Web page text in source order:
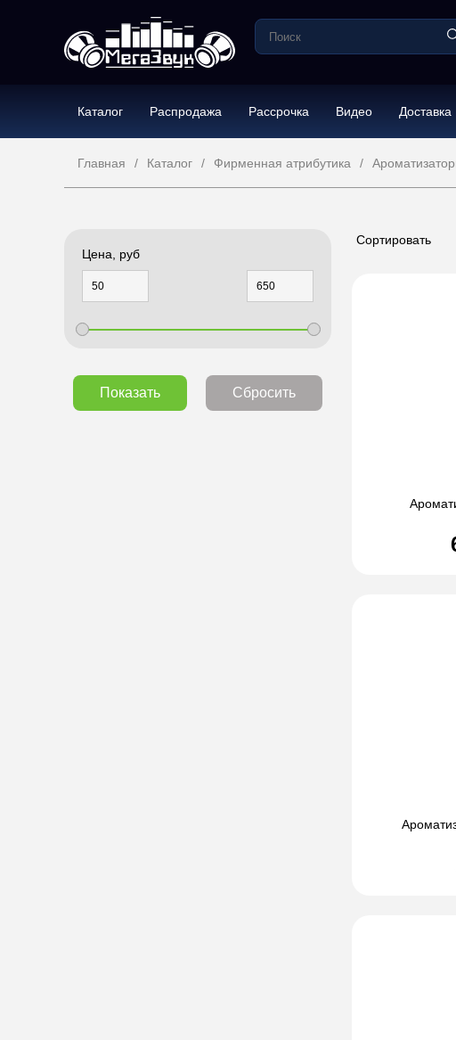
Каталог Распродажа Рассрочка Видео Доставка
Главная Каталог Фирменная атрибутика
Цена, руб
Показать Сбросить
Сортировать